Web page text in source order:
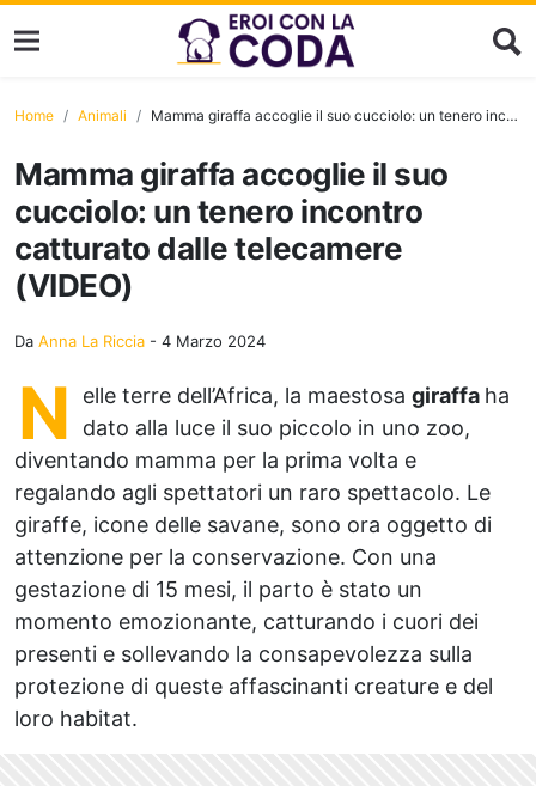
Home Animali Mamma giraffa accoglie il suo cucciolo: un tenero incontro catturato dalle telecamere (VIDEO)
Mamma giraffa accoglie il suo
cucciolo: un tenero incontro
catturato dalle telecamere
(VIDEO)
Da Anna La Riccia - 4 Marzo 2024
N elle terre dell’Africa, la maestosa giraffa ha
dato alla luce il suo piccolo in uno zoo,
diventando mamma per la prima volta e
regalando agli spettatori un raro spettacolo. Le
giraffe, icone delle savane, sono ora oggetto di
attenzione per la conservazione. Con una
gestazione di 15 mesi, il parto è stato un
momento emozionante, catturando i cuori dei
presenti e sollevando la consapevolezza sulla
protezione di queste affascinanti creature e del
loro habitat.